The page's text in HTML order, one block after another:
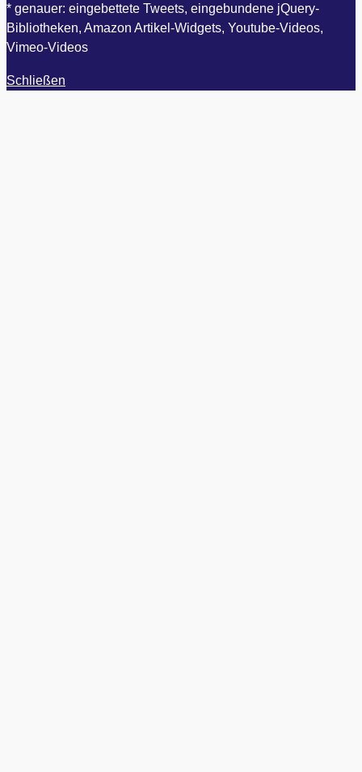
* genauer: eingebettete Tweets, eingebundene jQuery-
Bibliotheken, Amazon Artikel-Widgets, Youtube-Videos,
Vimeo-Videos
Schließen